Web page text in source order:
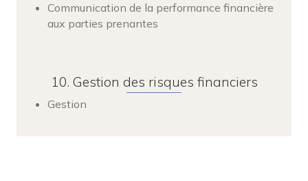
Communication de la performance financière
aux parties prenantes
10. Gestion des risques financiers
Gestion